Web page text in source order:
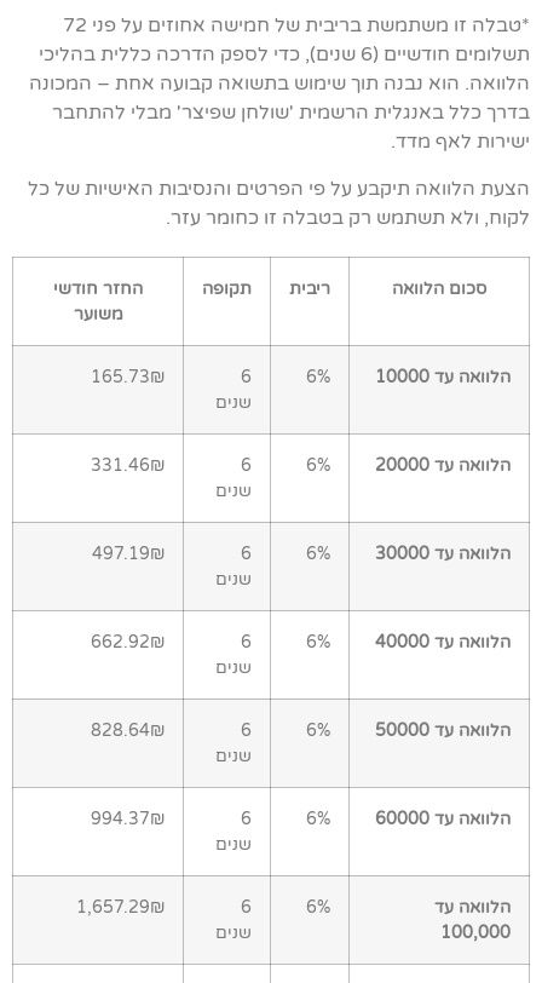
*טבלה זו משתמשת בריבית של חמישה אחוזים על פני 72
תשלומים חודשיים (6 שנים), כדי לספק הדרכה כללית בהליכי
הלוואה. הוא נבנה תוך שימוש בתשואה קבועה אחת – המכונה
בדרך כלל באנגלית הרשמית 'שולחן שפיצר' מבלי להתחבר
ישירות לאף מדד.
הצעת הלוואה תיקבע על פי הפרטים והנסיבות האישיות של כל
לקוח, ולא תשתמש רק בטבלה זו כחומר עזר.
סכום הלוואה ריבית תקופה
החזר חודשי
משוער
הלוואה עד 10000 6%
6
שנים
165.73₪
הלוואה עד 20000 6%
6
שנים
331.46₪
הלוואה עד 30000 6%
6
שנים
497.19₪
הלוואה עד 40000 6%
6
שנים
662.92₪
הלוואה עד 50000 6%
6
שנים
828.64₪
הלוואה עד 60000 6%
6
שנים
994.37₪
הלוואה עד
100,000
6%
6
שנים
1,657.29₪